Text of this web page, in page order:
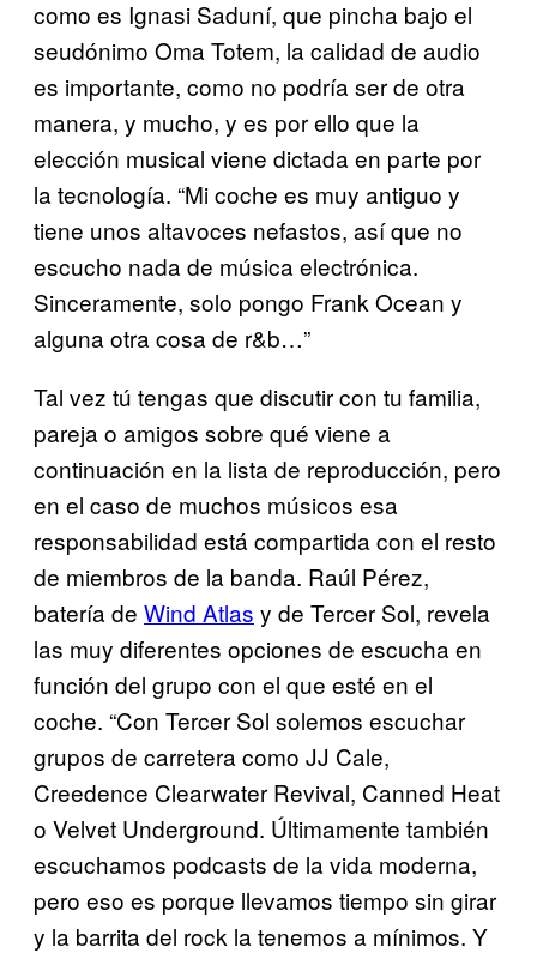
como es Ignasi Saduní, que pincha bajo el
seudónimo Oma Totem, la calidad de audio
es importante, como no podría ser de otra
manera, y mucho, y es por ello que la
elección musical viene dictada en parte por
la tecnología. “Mi coche es muy antiguo y
tiene unos altavoces nefastos, así que no
escucho nada de música electrónica.
Sinceramente, solo pongo Frank Ocean y
alguna otra cosa de r&b…”
Tal vez tú tengas que discutir con tu familia,
pareja o amigos sobre qué viene a
continuación en la lista de reproducción, pero
en el caso de muchos músicos esa
responsabilidad está compartida con el resto
de miembros de la banda. Raúl Pérez,
batería de Wind Atlas y de Tercer Sol, revela
las muy diferentes opciones de escucha en
función del grupo con el que esté en el
coche. “Con Tercer Sol solemos escuchar
grupos de carretera como JJ Cale,
Creedence Clearwater Revival, Canned Heat
o Velvet Underground. Últimamente también
escuchamos podcasts de la vida moderna,
pero eso es porque llevamos tiempo sin girar
y la barrita del rock la tenemos a mínimos. Y